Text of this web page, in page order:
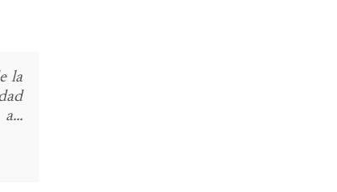
la